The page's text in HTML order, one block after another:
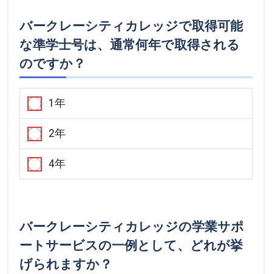
バークレーシティカレッジで取得可能
な準学士号は、通常何年で取得される
のですか？
1年
2年
4年
バークレーシティカレッジの学業サポ
ートサービスの一例として、どれが挙
げられますか？